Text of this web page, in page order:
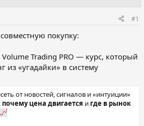
#1
покупку:
Volume Trading PRO — курс, который
из «угадайки» в систему
от новостей, сигналов и «интуиции»
почему цена двигается и где в рынок